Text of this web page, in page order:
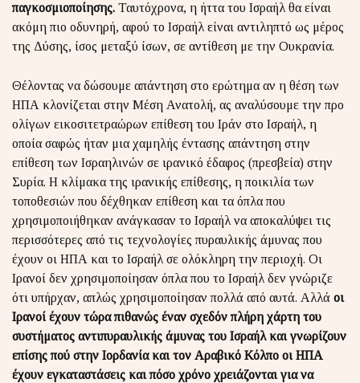
παγκοσμιοποίησης. Ταυτόχρονα, η ήττα του Ισραήλ θα είναι
ακόμη πιο οδυνηρή, αφού το Ισραήλ είναι αντιληπτό ως μέρος
της Δύσης, ίσος μεταξύ ίσων, σε αντίθεση με την Ουκρανία.
Θέλοντας να δώσουμε απάντηση στο ερώτημα αν η θέση των
ΗΠΑ κλονίζεται στην Μέση Ανατολή, ας αναλύσουμε την προ
ολίγων εικοσιτετραώρων επίθεση του Ιράν στο Ισραήλ, η
οποία σαφώς ήταν μια χαμηλής έντασης απάντηση στην
επίθεση των Ισραηλινών σε ιρανικό έδαφος (πρεσβεία) στην
Συρία. Η κλίμακα της ιρανικής επίθεσης, η ποικιλία των
τοποθεσιών που δέχθηκαν επίθεση και τα όπλα που
χρησιμοποιήθηκαν ανάγκασαν το Ισραήλ να αποκαλύψει τις
περισσότερες από τις τεχνολογίες πυραυλικής άμυνας που
έχουν οι ΗΠΑ και το Ισραήλ σε ολόκληρη την περιοχή. Οι
Ιρανοί δεν χρησιμοποίησαν όπλα που το Ισραήλ δεν γνώριζε
ότι υπήρχαν, απλώς χρησιμοποίησαν πολλά από αυτά. Αλλά οι
Ιρανοί έχουν τώρα πιθανώς έναν σχεδόν πλήρη χάρτη του
συστήματος αντιπυραυλικής άμυνας του Ισραήλ και γνωρίζουν
επίσης πού στην Ιορδανία και τον Αραβικό Κόλπο οι ΗΠΑ
έχουν εγκαταστάσεις και πόσο χρόνο χρειάζονται για να